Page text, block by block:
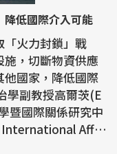
低國際介入可能
「火力封鎖」戰
，切斷物資供應
國家，降低國際
暨國際關係研究中
International Affai